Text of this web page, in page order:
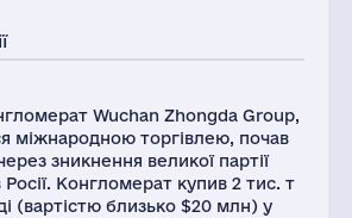
Wuchan Zhongda Group,
міжнародною торгівлею, почав
зникнення великої партії
Росії. Конгломерат купив 2 тис. т
(вартістю близько $20 млн) у